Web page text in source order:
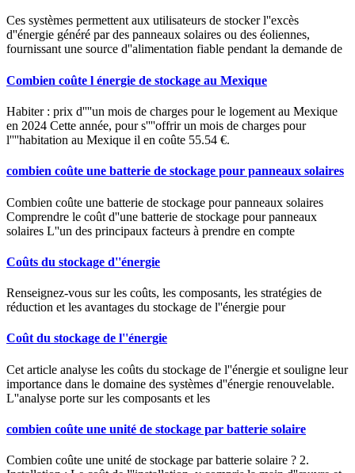
Ces systèmes permettent aux utilisateurs de stocker l''excès
d''énergie généré par des panneaux solaires ou des éoliennes,
fournissant une source d''alimentation fiable pendant la demande de
Combien coûte l énergie de stockage au Mexique
Habiter : prix d''''un mois de charges pour le logement au Mexique
en 2024 Cette année, pour s''''offrir un mois de charges pour
l''''habitation au Mexique il en coûte 55.54 €.
combien coûte une batterie de stockage pour panneaux solaires
Combien coûte une batterie de stockage pour panneaux solaires
Comprendre le coût d''une batterie de stockage pour panneaux
solaires L''un des principaux facteurs à prendre en compte
Coûts du stockage d''énergie
Renseignez-vous sur les coûts, les composants, les stratégies de
réduction et les avantages du stockage de l''énergie pour
Coût du stockage de l''énergie
Cet article analyse les coûts du stockage de l''énergie et souligne leur
importance dans le domaine des systèmes d''énergie renouvelable.
L''analyse porte sur les composants et les
combien coûte une unité de stockage par batterie solaire
Combien coûte une unité de stockage par batterie solaire ? 2.